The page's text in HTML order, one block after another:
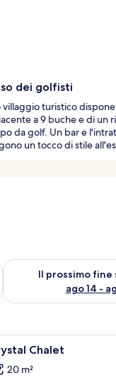
dei golfisti
turistico
a 9 buche e di un
da golf. Un bar e
un tocco di stile
ago 7 -
Il prossimo fine
ago 14 -
Verifica la
un letto con
7 Chalet
20 m²